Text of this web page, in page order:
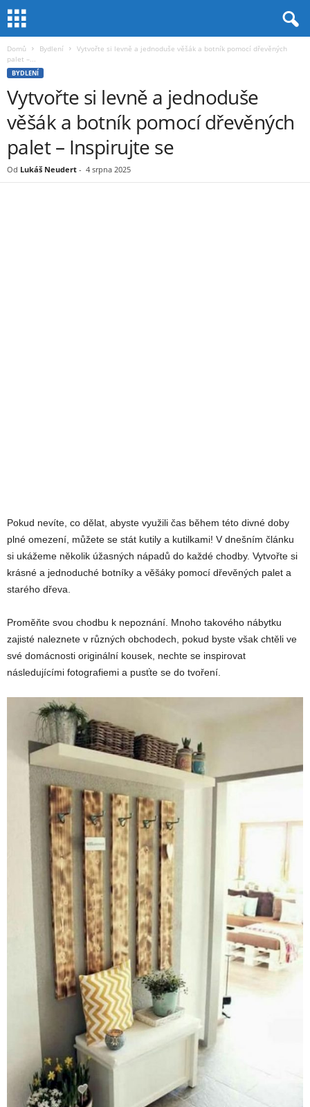
Domů Bydlení
Vytvořte si levně a jednoduše věšák a botník pomocí dřevěných
palet –...
BYDLENÍ
Vytvořte si levně a jednoduše
věšák a botník pomocí dřevěných
palet – Inspirujte se
Od Lukáš Neudert - 4 srpna 2025
Pokud nevíte, co dělat, abyste využili čas během této divné doby
plné omezení, můžete se stát kutily a kutilkami! V dnešním článku
si ukážeme několik úžasných nápadů do každé chodby. Vytvořte si
krásné a jednoduché botníky a věšáky pomocí dřevěných palet a
starého dřeva.
Proměňte svou chodbu k nepoznání. Mnoho takového nábytku
zajisté naleznete v různých obchodech, pokud byste však chtěli ve
své domácnosti originální kousek, nechte se inspirovat
následujícími fotografiemi a pusťte se do tvoření.